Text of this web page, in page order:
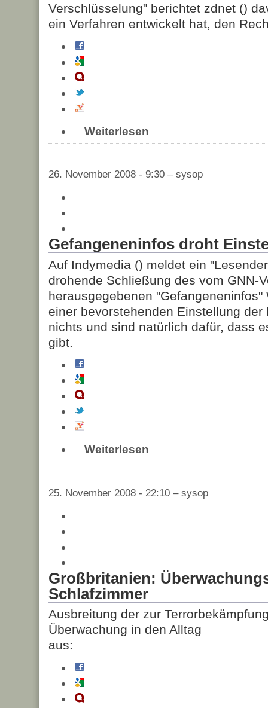
Verschlüsselung" berichtet zdnet ()
ein Verfahren entwickelt hat, den
Weiterlesen
26. November 2008 - 9:30 – sysop
Gefangeneninfos droht
Auf Indymedia () meldet ein
drohende Schließung des vom GNN-
herausgegebenen "Gefangeneninfos"
einer bevorstehenden Einstellung
nichts und sind natürlich dafür, dass
gibt.
Weiterlesen
25. November 2008 - 22:10 – sysop
Großbritanien:
Schlafzimmer
Ausbreitung der zur
Überwachung in den Alltag
aus: